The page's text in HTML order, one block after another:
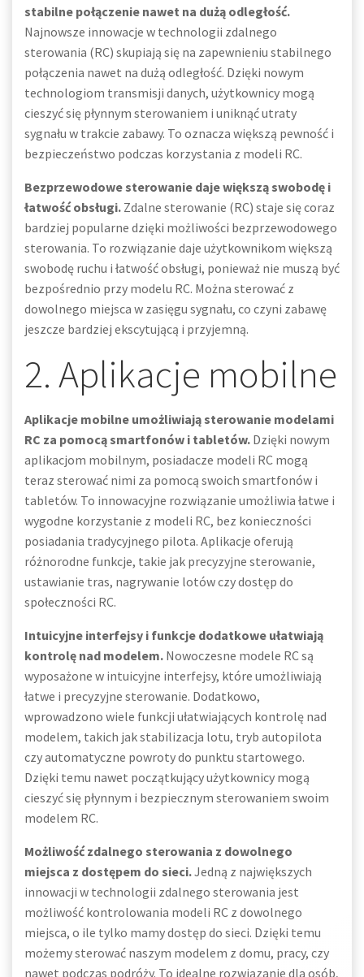
stabilne połączenie nawet na dużą odległość.
Najnowsze innowacje w technologii zdalnego
sterowania (RC) skupiają się na zapewnieniu stabilnego
połączenia nawet na dużą odległość. Dzięki nowym
technologiom transmisji danych, użytkownicy mogą
cieszyć się płynnym sterowaniem i uniknąć utraty
sygnału w trakcie zabawy. To oznacza większą pewność i
bezpieczeństwo podczas korzystania z modeli RC.
Bezprzewodowe sterowanie daje większą swobodę i
łatwość obsługi. Zdalne sterowanie (RC) staje się coraz
bardziej popularne dzięki możliwości bezprzewodowego
sterowania. To rozwiązanie daje użytkownikom większą
swobodę ruchu i łatwość obsługi, ponieważ nie muszą być
bezpośrednio przy modelu RC. Można sterować z
dowolnego miejsca w zasięgu sygnału, co czyni zabawę
jeszcze bardziej ekscytującą i przyjemną.
2. Aplikacje mobilne
Aplikacje mobilne umożliwiają sterowanie modelami
RC za pomocą smartfonów i tabletów. Dzięki nowym
aplikacjom mobilnym, posiadacze modeli RC mogą
teraz sterować nimi za pomocą swoich smartfonów i
tabletów. To innowacyjne rozwiązanie umożliwia łatwe i
wygodne korzystanie z modeli RC, bez konieczności
posiadania tradycyjnego pilota. Aplikacje oferują
różnorodne funkcje, takie jak precyzyjne sterowanie,
ustawianie tras, nagrywanie lotów czy dostęp do
społeczności RC.
Intuicyjne interfejsy i funkcje dodatkowe ułatwiają
kontrolę nad modelem. Nowoczesne modele RC są
wyposażone w intuicyjne interfejsy, które umożliwiają
łatwe i precyzyjne sterowanie. Dodatkowo,
wprowadzono wiele funkcji ułatwiających kontrolę nad
modelem, takich jak stabilizacja lotu, tryb autopilota
czy automatyczne powroty do punktu startowego.
Dzięki temu nawet początkujący użytkownicy mogą
cieszyć się płynnym i bezpiecznym sterowaniem swoim
modelem RC.
Możliwość zdalnego sterowania z dowolnego
miejsca z dostępem do sieci.Jedną z największych
innowacji w technologii zdalnego sterowania jest
możliwość kontrolowania modeli RC z dowolnego
miejsca, o ile tylko mamy dostęp do sieci. Dzięki temu
możemy sterować naszym modelem z domu, pracy, czy
nawet podczas podróży. To idealne rozwiązanie dla osób,